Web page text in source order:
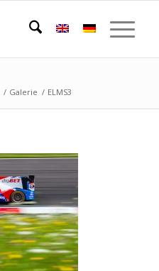
/ Galerie / ELMS3